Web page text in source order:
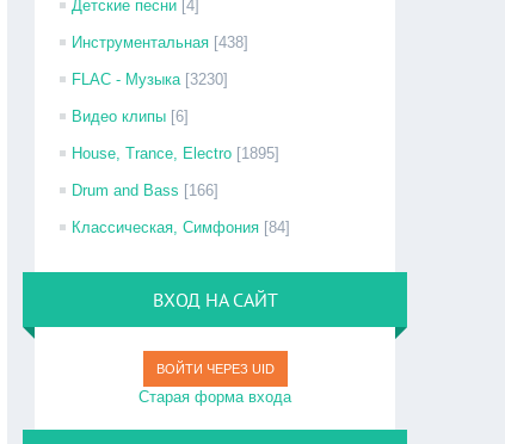
Детские песни [4]
Инструментальная [438]
FLAC - Музыка [3230]
Видео клипы [6]
House, Trance, Electro [1895]
Drum and Bass [166]
Классическая, Симфония [84]
ВХОД НА САЙТ
ВОЙТИ ЧЕРЕЗ UID
Старая форма входа